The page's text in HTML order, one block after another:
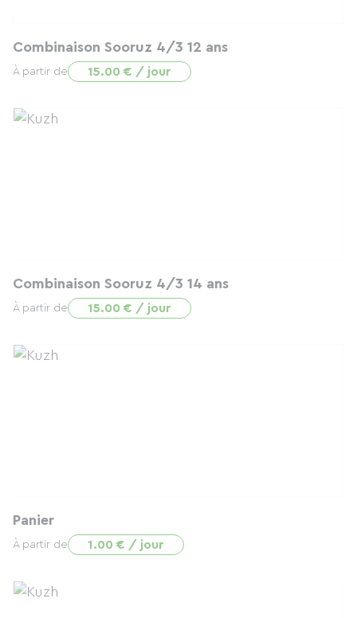
Combinaison Sooruz 4/3 12 ans
À partir de 15.00 € / jour
Combinaison Sooruz 4/3 14 ans
À partir de 15.00 € / jour
Panier
À partir de 1.00 € / jour